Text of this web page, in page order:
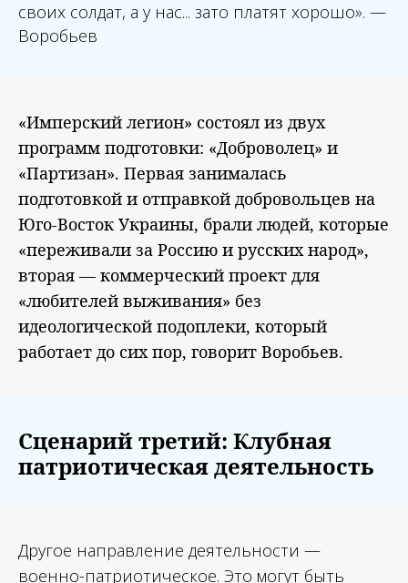
своих солдат, а у нас... зато платят хорошо». —
Воробьев
«Имперский легион» состоял из двух
программ подготовки: «Доброволец» и
«Партизан». Первая занималась
подготовкой и отправкой добровольцев на
Юго-Восток Украины, брали людей, которые
«переживали за Россию и русских народ»,
вторая — коммерческий проект для
«любителей выживания» без
идеологической подоплеки, который
работает до сих пор, говорит Воробьев.
Сценарий третий: Клубная
патриотическая деятельность
Другое направление деятельности —
военно-патриотическое. Это могут быть